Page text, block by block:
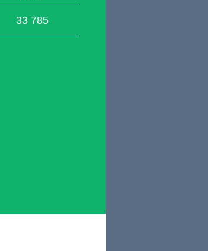
33 785